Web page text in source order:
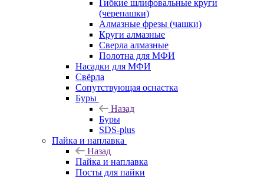
Гибкие шлифовальные круги
(черепашки)
Алмазные фрезы (чашки)
Круги алмазные
Сверла алмазные
Полотна для МФИ
Насадки для МФИ
Свёрла
Сопутствующая оснастка
Буры
Назад
Буры
SDS-plus
Пайка и наплавка
Назад
Пайка и наплавка
Посты для пайки